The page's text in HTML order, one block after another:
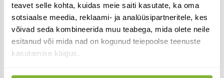
teavet selle kohta, kuidas meie saiti kasutate, ka oma
sotsiaalse meedia, reklaami- ja analüüsipartneritele, kes
võivad seda kombineerida muu teabega, mida olete neile
esitanud või mida nad on kogunud teiepoolse teenuste
kasutamise käigus.
Trimmer akuga TR20
€163.00
Trimmeripea
akutrimmerile TR20
€11.00
laos